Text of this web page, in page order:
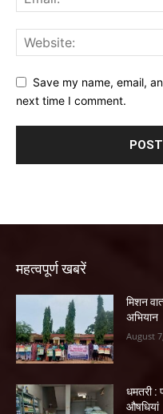
Save my name, email,
next time I comment.
महत्वपूर्ण खबरें
मिशन
अभियान
August
धमतरी :
औषधियां